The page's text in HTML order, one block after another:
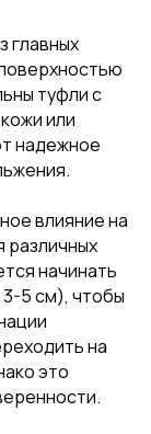
главных
туфли с
или
надежное
влияние на
различных
начинать
3-5 см), чтобы
на
это